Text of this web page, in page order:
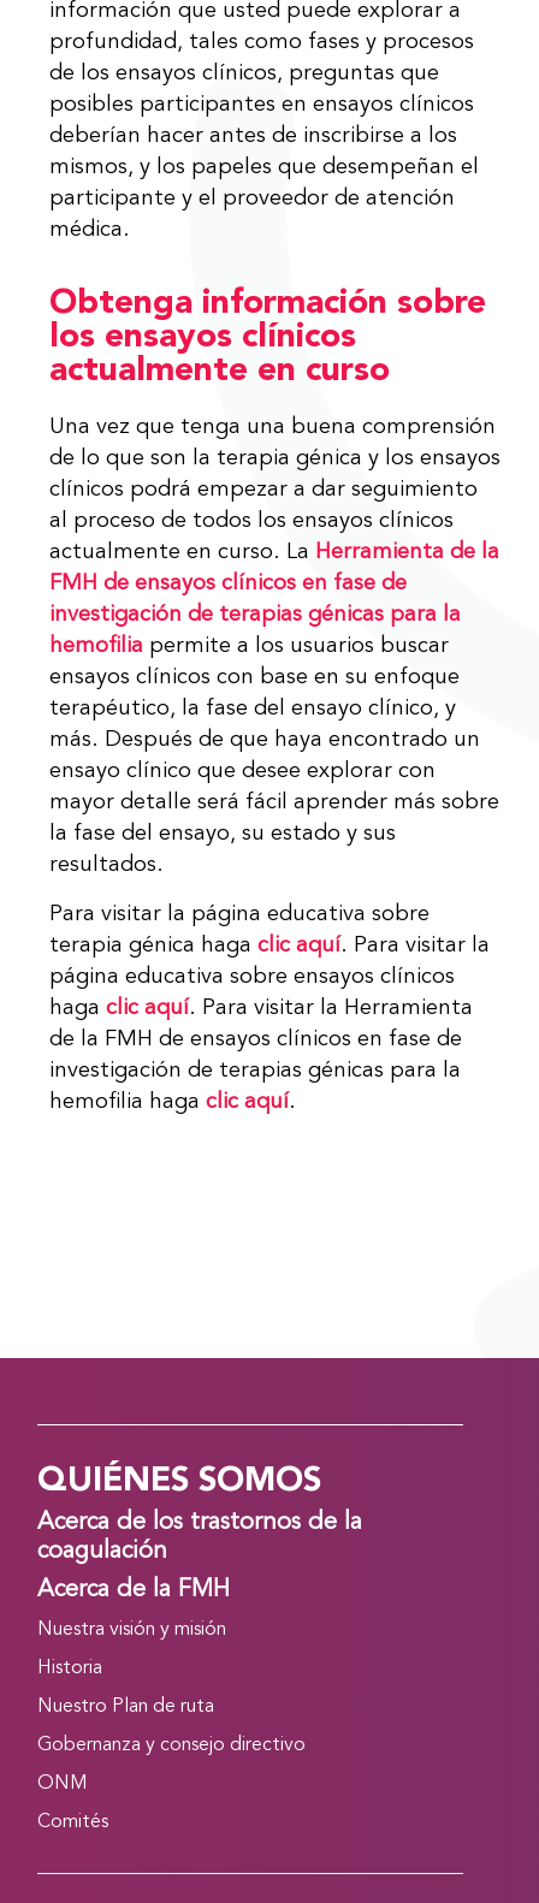
información que usted puede explorar a
profundidad, tales como fases y procesos
de los ensayos clínicos, preguntas que
posibles participantes en ensayos clínicos
deberían hacer antes de inscribirse a los
mismos, y los papeles que desempeñan el
participante y el proveedor de atención
médica.
Obtenga información sobre
los ensayos clínicos
actualmente en curso
Una vez que tenga una buena comprensión
de lo que son la terapia génica y los ensayos
clínicos podrá empezar a dar seguimiento
al proceso de todos los ensayos clínicos
actualmente en curso. La Herramienta de la
FMH de ensayos clínicos en fase de
investigación de terapias génicas para la
hemofilia permite a los usuarios buscar
ensayos clínicos con base en su enfoque
terapéutico, la fase del ensayo clínico, y
más. Después de que haya encontrado un
ensayo clínico que desee explorar con
mayor detalle será fácil aprender más sobre
la fase del ensayo, su estado y sus
resultados.
Para visitar la página educativa sobre
terapia génica hagaclic aquí. Para visitar la
página educativa sobre ensayos clínicos
hagaclic aquí. Para visitar la Herramienta
de la FMH de ensayos clínicos en fase de
investigación de terapias génicas para la
hemofilia hagaclic aquí.
QUIÉNES SOMOS
Acerca de los trastornos de la
coagulación
Acerca de la FMH
Nuestra visión y misión
Historia
Nuestro Plan de ruta
Gobernanza y consejo directivo
ONM
Comités